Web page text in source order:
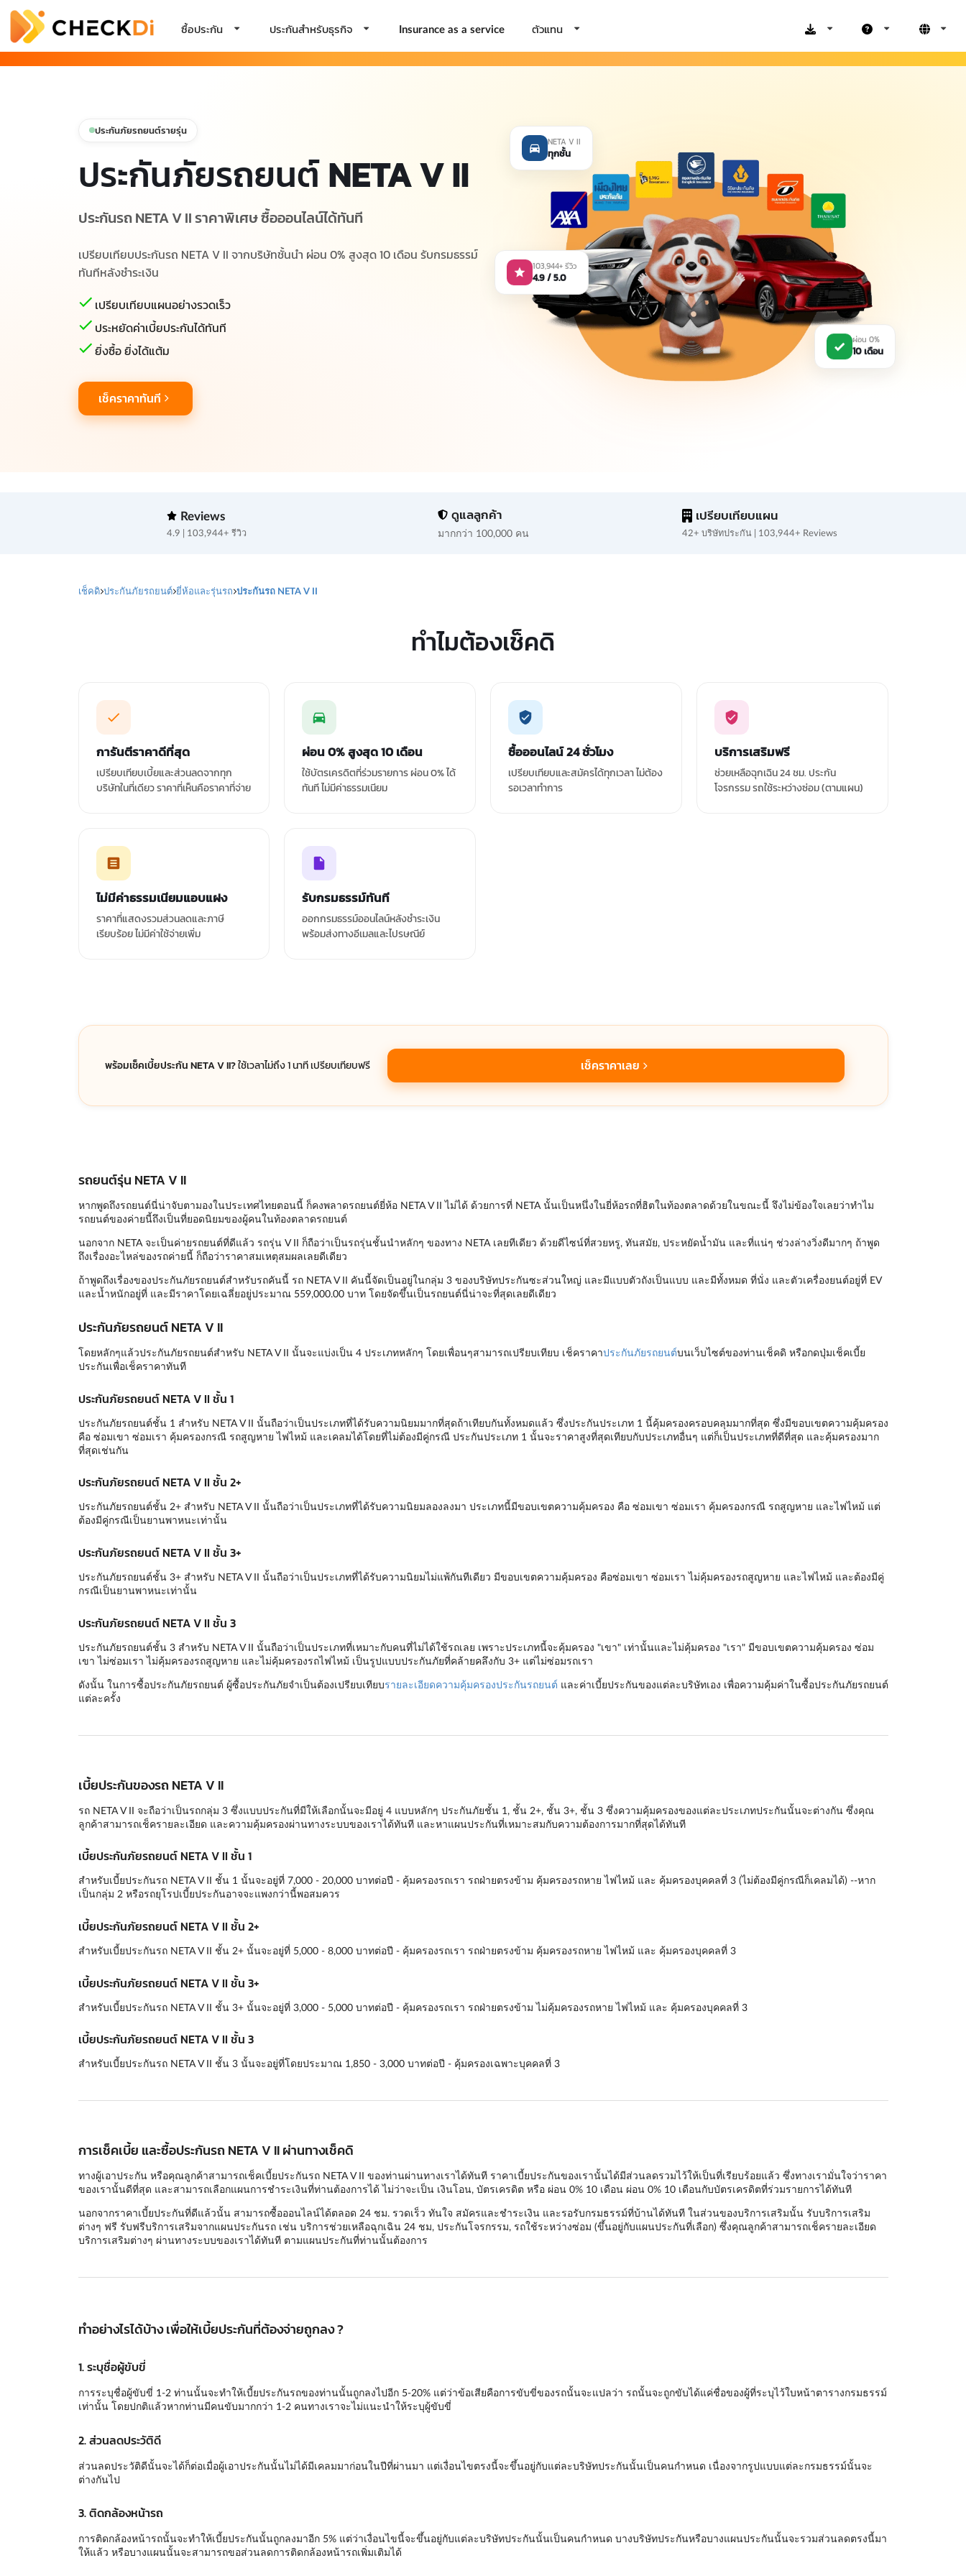
ซื้อประกัน ประกันสำหรับธุรกิจ Insurance as a service ตัวแทน
ประกันภัยรถยนต์รายรุ่น
ประกันภัยรถยนต์NETA V II
ประกันรถ NETA V II ราคาพิเศษ ซื้อออนไลน์ได้ทันที
เปรียบเทียบประกันรถ NETA V II จากบริษัทชั้นนำ ผ่อน 0% สูงสุด 10 เดือน รับกรมธรรม์
ทันทีหลังชำระเงิน
เปรียบเทียบแผนอย่างรวดเร็ว
ประหยัดค่าเบี้ยประกันได้ทันที
ยิ่งซื้อ ยิ่งได้แต้ม
เช็คราคาทันที
NETA V II
ทุกชั้น
ผ่อน 0%
10 เดือน
103,944+ รีวิว
4.9 / 5.0
Reviews
4.9 | 103,944+ รีวิว
ดูแลลูกค้า
มากกว่า 100,000 คน
เปรียบเทียบแผน
42+ บริษัทประกัน | 103,944+ Reviews
เช็คดิ ประกันภัยรถยนต์ ยี่ห้อและรุ่นรถ ประกันรถ NETA V II
ทำไมต้องเช็คดิ
การันตีราคาดีที่สุด
เปรียบเทียบเบี้ยและส่วนลดจากทุก
บริษัทในที่เดียว ราคาที่เห็นคือราคาที่จ่าย
ผ่อน 0% สูงสุด 10 เดือน
ใช้บัตรเครดิตที่ร่วมรายการ ผ่อน 0% ได้
ทันที ไม่มีค่าธรรมเนียม
ซื้อออนไลน์ 24 ชั่วโมง
เปรียบเทียบและสมัครได้ทุกเวลา ไม่ต้อง
รอเวลาทำการ
บริการเสริมฟรี
ช่วยเหลือฉุกเฉิน 24 ชม. ประกัน
โจรกรรม รถใช้ระหว่างซ่อม (ตามแผน)
ไม่มีค่าธรรมเนียมแอบแฝง
ราคาที่แสดงรวมส่วนลดและภาษี
เรียบร้อย ไม่มีค่าใช้จ่ายเพิ่ม
รับกรมธรรม์ทันที
ออกกรมธรรม์ออนไลน์หลังชำระเงิน
พร้อมส่งทางอีเมลและไปรษณีย์
พร้อมเช็คเบี้ยประกัน NETA V II?ใช้เวลาไม่ถึง 1 นาที เปรียบเทียบฟรี เช็คราคาเลย
รถยนต์รุ่น NETA V II
หากพูดถึงรถยนต์นี่น่าจับตามองในประเทศไทยตอนนี้ ก็คงพลาดรถยนต์ยี่ห้อ NETA V II ไม่ได้ ด้วยการที่ NETA นั้นเป็นหนึ่งในยี่ห้อรถที่ฮิตในท้องตลาดด้วยในขณะนี้ จึงไม่ข้องใจเลยว่าทำไม
รถยนต์ของค่ายนี้ถึงเป็นที่ยอดนิยมของผู้คนในท้องตลาดรถยนต์
นอกจาก NETA จะเป็นค่ายรถยนต์ที่ดีแล้ว รถรุ่น V II ก็ถือว่าเป็นรถรุ่นชั้นนำหลักๆ ของทาง NETA เลยทีเดียว ด้วยดีไซน์ที่สวยหรู, ทันสมัย, ประหยัดน้ำมัน และที่แน่ๆ ช่วงล่างวิ่งดีมากๆ ถ้าพูด
ถึงเรื่องอะไหล่ของรถค่ายนี้ ก็ถือว่าราคาสมเหตุสมผลเลยดีเดียว
ถ้าพูดถึงเรื่องของประกันภัยรถยนต์สำหรับรถคันนี้ รถ NETA V II คันนี้จัดเป็นอยู่ในกลุ่ม 3 ของบริษัทประกันซะส่วนใหญ่ และมีแบบตัวถังเป็นแบบ และมีทั้งหมด ที่นั่ง และตัวเครื่องยนต์อยู่ที่ EV
และน้ำหนักอยู่ที่ และมีราคาโดยเฉลี่ยอยู่ประมาณ 559,000.00 บาท โดยจัดขึ้นเป็นรถยนต์นี่น่าจะที่สุดเลยดีเดียว
ประกันภัยรถยนต์ NETA V II
โดยหลักๆแล้วประกันภัยรถยนต์สำหรับ NETA V II นั้นจะแบ่งเป็น 4 ประเภทหลักๆ โดยเพื่อนๆสามารถเปรียบเทียบ เช็คราคาประกันภัยรถยนต์บนเว็บไซต์ของท่านเช็คดิ หรือกดปุ่มเช็คเบี้ย
ประกันเพื่อเช็คราคาทันที
ประกันภัยรถยนต์ NETA V II ชั้น 1
ประกันภัยรถยนต์ชั้น 1 สำหรับ NETA V II นั้นถือว่าเป็นประเภทที่ได้รับความนิยมมากที่สุดถ้าเทียบกันทั้งหมดแล้ว ซึ่งประกันประเภท 1 นี้คุ้มครองครอบคลุมมากที่สุด ซึ่งมีขอบเขตความคุ้มครอง
คือ ซ่อมเขา ซ่อมเรา คุ้มครองกรณี รถสูญหาย ไฟไหม้ และเคลมได้โดยที่ไม่ต้องมีคู่กรณี ประกันประเภท 1 นั้นจะราคาสูงที่สุดเทียบกับประเภทอื่นๆ แต่ก็เป็นประเภทที่ดีที่สุด และคุ้มครองมาก
ที่สุดเช่นกัน
ประกันภัยรถยนต์ NETA V II ชั้น 2+
ประกันภัยรถยนต์ชั้น 2+ สำหรับ NETA V II นั้นถือว่าเป็นประเภทที่ได้รับความนิยมลองลงมา ประเภทนี้มีขอบเขตความคุ้มครอง คือ ซ่อมเขา ซ่อมเรา คุ้มครองกรณี รถสูญหาย และไฟไหม้ แต่
ต้องมีคู่กรณีเป็นยานพาหนะเท่านั้น
ประกันภัยรถยนต์ NETA V II ชั้น 3+
ประกันภัยรถยนต์ชั้น 3+ สำหรับ NETA V II นั้นถือว่าเป็นประเภทที่ได้รับความนิยมไม่แพ้กันทีเดียว มีขอบเขตความคุ้มครอง คือซ่อมเขา ซ่อมเรา ไม่คุ้มครองรถสูญหาย และไฟไหม้ และต้องมีคู่
กรณีเป็นยานพาหนะเท่านั้น
ประกันภัยรถยนต์ NETA V II ชั้น 3
ประกันภัยรถยนต์ชั้น 3 สำหรับ NETA V II นั้นถือว่าเป็นประเภทที่เหมาะกับคนที่ไม่ได้ใช้รถเลย เพราะประเภทนี้จะคุ้มครอง "เขา" เท่านั้นและไม่คุ้มครอง "เรา" มีขอบเขตความคุ้มครอง ซ่อม
เขา ไม่ซ่อมเรา ไม่คุ้มครองรถสูญหาย และไม่คุ้มครองรถไฟไหม้ เป็นรูปแบบประกันภัยที่คล้ายคลึงกับ 3+ แต่ไม่ซ่อมรถเรา
ดังนั้น ในการซื้อประกันภัยรถยนต์ ผู้ซื้อประกันภัยจำเป็นต้องเปรียบเทียบรายละเอียดความคุ้มครองประกันรถยนต์ และค่าเบี้ยประกันของแต่ละบริษัทเอง เพื่อความคุ้มค่าในซื้อประกันภัยรถยนต์
แต่ละครั้ง
เบี้ยประกันของรถ NETA V II
รถ NETA V II จะถือว่าเป็นรถกลุ่ม 3 ซึ่งแบบประกันที่มีให้เลือกนั้นจะมีอยู่ 4 แบบหลักๆ ประกันภัยชั้น 1, ชั้น 2+, ชั้น 3+, ชั้น 3ซึ่งความคุ้มครองของแต่ละประเภทประกันนั้นจะต่างกัน ซึ่งคุณ
ลูกค้าสามารถเช็ครายละเอียด และความคุ้มครองผ่านทางระบบของเราได้ทันที และหาแผนประกันที่เหมาะสมกับความต้องการมากที่สุดได้ทันที
เบี้ยประกันภัยรถยนต์ NETA V II ชั้น 1
สำหรับเบี้ยประกันรถ NETA V II ชั้น 1 นั้นจะอยู่ที่ 7,000 - 20,000 บาทต่อปี - คุ้มครองรถเรา รถฝ่ายตรงข้าม คุ้มครองรถหาย ไฟไหม้ และ คุ้มครองบุคคลที่ 3 (ไม่ต้องมีคู่กรณีก็เคลมได้) --หาก
เป็นกลุ่ม 2 หรือรถยุโรปเบี้ยประกันอาจจะแพงกว่านี้พอสมควร
เบี้ยประกันภัยรถยนต์ NETA V II ชั้น 2+
สำหรับเบี้ยประกันรถ NETA V II ชั้น 2+ นั้นจะอยู่ที่ 5,000 - 8,000 บาทต่อปี - คุ้มครองรถเรา รถฝ่ายตรงข้าม คุ้มครองรถหาย ไฟไหม้ และ คุ้มครองบุคคลที่ 3
เบี้ยประกันภัยรถยนต์ NETA V II ชั้น 3+
สำหรับเบี้ยประกันรถ NETA V II ชั้น 3+ นั้นจะอยู่ที่ 3,000 - 5,000 บาทต่อปี - คุ้มครองรถเรา รถฝ่ายตรงข้าม ไม่คุ้มครองรถหาย ไฟไหม้ และ คุ้มครองบุคคลที่ 3
เบี้ยประกันภัยรถยนต์ NETA V II ชั้น 3
สำหรับเบี้ยประกันรถ NETA V II ชั้น 3 นั้นจะอยู่ที่โดยประมาณ 1,850 - 3,000 บาทต่อปี - คุ้มครองเฉพาะบุคคลที่ 3
การเช็คเบี้ย และซื้อประกันรถ NETA V II ผ่านทางเช็คดิ
ทางผู้เอาประกัน หรือคุณลูกค้าสามารถเช็คเบี้ยประกันรถ NETA V II ของท่านผ่านทางเราได้ทันที ราคาเบี้ยประกันของเรานั้นได้มีส่วนลดรวมไว้ให้เป็นที่เรียบร้อยแล้ว ซึ่งทางเรามั่นใจว่าราคา
ของเรานั้นดีที่สุด และสามารถเลือกแผนการชำระเงินที่ท่านต้องการได้ ไม่ว่าจะเป็น เงินโอน, บัตรเครดิต หรือ ผ่อน 0% 10 เดือน ผ่อน 0% 10 เดือนกับบัตรเครดิตที่ร่วมรายการได้ทันที
นอกจากราคาเบี้ยประกันที่ดีแล้วนั้น สามารถซื้อออนไลน์ได้ตลอด 24 ชม. รวดเร็ว ทันใจ สมัครและชำระเงิน และรอรับกรมธรรม์ที่บ้านได้ทันที ในส่วนของบริการเสริมนั้น รับบริการเสริม
ต่างๆ ฟรี รับฟรีบริการเสริมจากแผนประกันรถ เช่น บริการช่วยเหลือฉุกเฉิน 24 ชม, ประกันโจรกรรม, รถใช้ระหว่างซ่อม (ขึ้นอยู่กับแผนประกันที่เลือก) ซึ่งคุณลูกค้าสามารถเช็ครายละเอียด
บริการเสริมต่างๆ ผ่านทางระบบของเราได้ทันที ตามแผนประกันที่ท่านนั้นต้องการ
ทำอย่างไรได้บ้าง เพื่อให้เบี้ยประกันที่ต้องจ่ายถูกลง ?
1. ระบุชื่อผู้ขับขี่
การระบุชื่อผู้ขับขี่ 1-2 ท่านนั้นจะทำให้เบี้ยประกันรถของท่านนั้นถูกลงไปอีก 5-20% แต่ว่าข้อเสียคือการขับขี่ของรถนั้นจะแปลว่า รถนั้นจะถูกขับได้แค่ชื่อของผู้ที่ระบุไว้ใบหน้าตารางกรมธรรม์
เท่านั้น โดยปกติแล้วหากท่านมีคนขับมากกว่า 1-2 คนทางเราจะไม่แนะนำให้ระบุผู้ขับขี่
2. ส่วนลดประวัติดี
ส่วนลดประวัติดีนั้นจะได้ก็ต่อเมื่อผู้เอาประกันนั้นไม่ได้มีเคลมมาก่อนในปีที่ผ่านมา แต่เงื่อนไขตรงนี้จะขึ้นอยู่กับแต่ละบริษัทประกันนั้นเป็นคนกำหนด เนื่องจากรูปแบบแต่ละกรมธรรม์นั้นจะ
ต่างกันไป
3. ติดกล้องหน้ารถ
การติดกล้องหน้ารถนั้นจะทำให้เบี้ยประกันนั้นถูกลงมาอีก 5% แต่ว่าเงื่อนไขนี้จะขึ้นอยู่กับแต่ละบริษัทประกันนั้นเป็นคนกำหนด บางบริษัทประกันหรือบางแผนประกันนั้นจะรวมส่วนลดตรงนี้มา
ให้แล้ว หรือบางแผนนั้นจะสามารถขอส่วนลดการติดกล้องหน้ารถเพิ่มเติมได้